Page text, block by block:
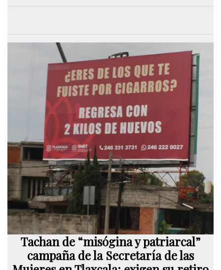
Tachan de “misógina y patriarcal”
campaña de la Secretaría de las